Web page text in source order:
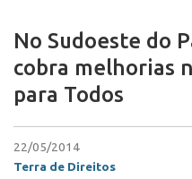
No Sudoeste do
cobra melhorias
para Todos
22/05/2014
Terra de Direitos